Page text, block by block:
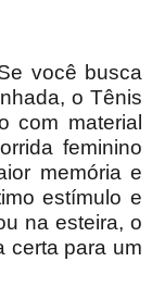
você busca
o Tênis
com material
feminino
memória e
estímulo e
na esteira, o
certa para um